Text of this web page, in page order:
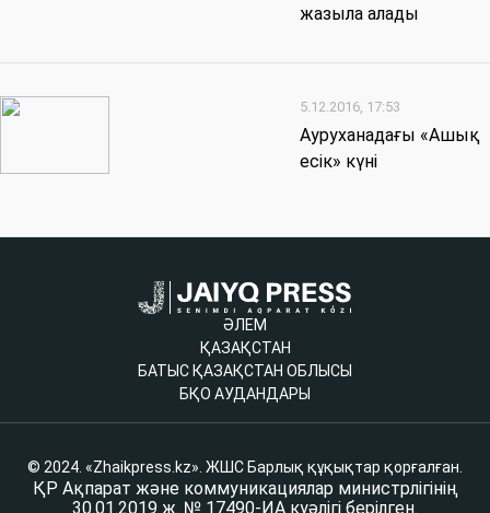
жазыла алады
5.12.2016, 17:53
Ауруханадағы «Ашық
есік» күні
ӘЛЕМ
ҚАЗАҚСТАН
БАТЫС ҚАЗАҚСТАН ОБЛЫСЫ
БҚО АУДАНДАРЫ
© 2024. «Zhaikpress.kz». ЖШС Барлық құқықтар қорғалған.
ҚР Ақпарат және коммуникациялар министрлігінің
30.01.2019 ж. № 17490-ИА куәлігі берілген.